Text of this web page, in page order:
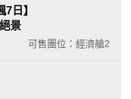
可售團位：經濟艙2
日】
景